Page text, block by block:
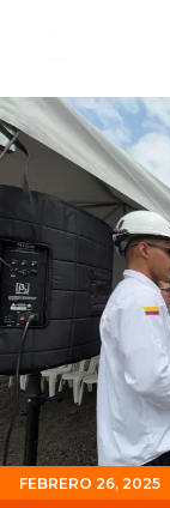
Inicio
En
FEBRERO 26, 2025